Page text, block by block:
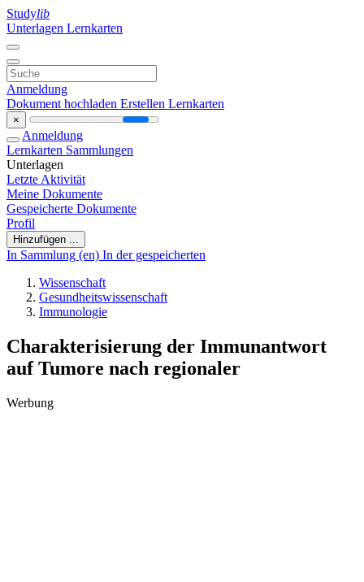
Studylib
Unterlagen Lernkarten
Anmeldung
Dokument hochladen Erstellen Lernkarten
×
Anmeldung
Lernkarten Sammlungen
Unterlagen
Letzte Aktivität
Meine Dokumente
Gespeicherte Dokumente
Profil
Hinzufügen ...
In Sammlung (en) In der gespeicherten
Wissenschaft
Gesundheitswissenschaft
Immunologie
Charakterisierung der Immunantwort
auf Tumore nach regionaler
Werbung